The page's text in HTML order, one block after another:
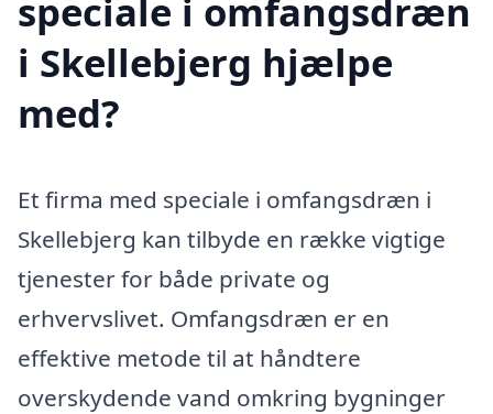
speciale i omfangsdræn
i Skellebjerg hjælpe
med?
Et firma med speciale i omfangsdræn i
Skellebjerg kan tilbyde en række vigtige
tjenester for både private og
erhvervslivet. Omfangsdræn er en
effektive metode til at håndtere
overskydende vand omkring bygninger